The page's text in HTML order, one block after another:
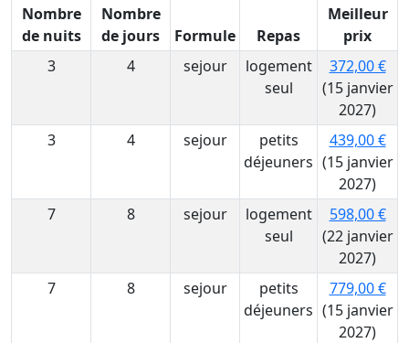
Nombre
de nuits
Nombre
de jours
Formule Repas
Meilleur
prix
3
4 sejour
logement
seul
372,00 €
(15 janvier
2027)
3
4 sejour
petits
déjeuners
439,00 €
(15 janvier
2027)
7
8 sejour
logement
seul
598,00 €
(22 janvier
2027)
7
8 sejour
petits
déjeuners
779,00 €
(15 janvier
2027)